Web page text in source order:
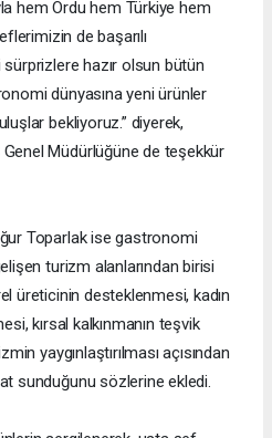
hem Ordu hem Türkiye hem
de başarılı
hazır olsun bütün
dünyasına yeni ürünler
bekliyoruz.” diyerek,
Müdürlüğüne de teşekkür
Toparlak ise gastronomi
turizm alanlarından birisi
üreticinin desteklenmesi, kadın
kırsal kalkınmanın teşvik
yaygınlaştırılması açısından
sunduğunu sözlerine ekledi.